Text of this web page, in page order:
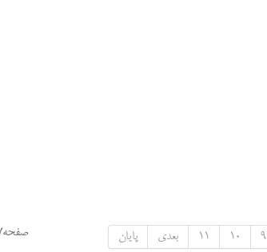
صفحه7 از15 9
10
11 بعدی پایان